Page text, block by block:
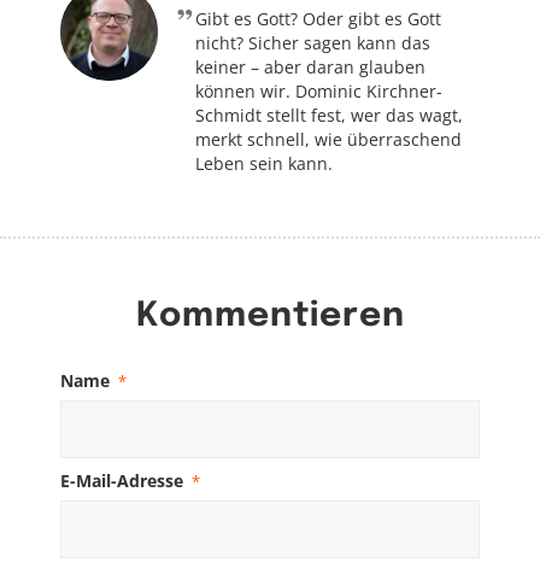
Gibt es Gott? Oder gibt es Gott
nicht? Sicher sagen kann das
keiner – aber daran glauben
können wir. Dominic Kirchner-
Schmidt stellt fest, wer das wagt,
merkt schnell, wie überraschend
Leben sein kann.
Kommentieren
Name *
E-Mail-Adresse *